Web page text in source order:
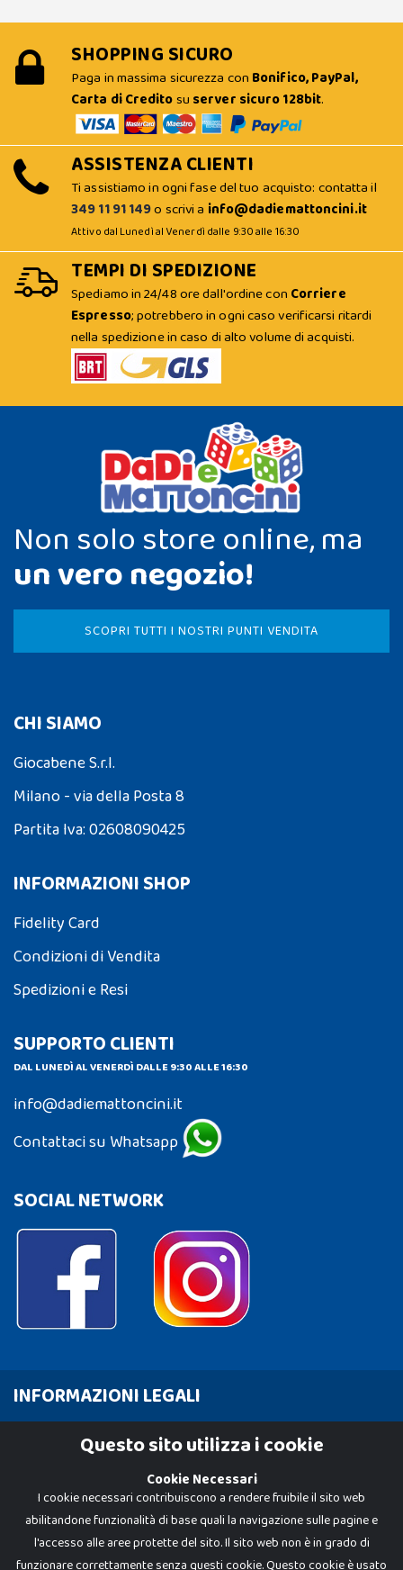
SHOPPING SICURO
Paga in massima sicurezza con Bonifico, PayPal,
Carta di Creditosu server sicuro 128bit.
ASSISTENZA CLIENTI
Ti assistiamo in ogni fase del tuo acquisto: contatta il
349 11 91 149o scrivi a info@dadiemattoncini.it
Attivo dal Lunedì al Venerdì dalle 9:30 alle 16:30
TEMPI DI SPEDIZIONE
Spediamo in 24/48 ore dall'ordine con Corriere
Espresso; potrebbero in ogni caso verificarsi ritardi
nella spedizione in caso di alto volume di acquisti.
Non solo store online, ma
un vero negozio!
SCOPRI TUTTI I NOSTRI PUNTI VENDITA
CHI SIAMO
Giocabene S.r.l.
Milano - via della Posta 8
Partita Iva: 02608090425
INFORMAZIONI SHOP
Fidelity Card
Condizioni di Vendita
Spedizioni e Resi
SUPPORTO CLIENTI
DAL LUNEDÌ AL VENERDÌ DALLE 9:30 ALLE 16:30
info@dadiemattoncini.it
Contattaci su Whatsapp
SOCIAL NETWORK
INFORMAZIONI LEGALI
Cookie PolicyQuesto sito utilizza i cookie
Cookie Necessari
I cookie necessari contribuiscono a rendere fruibile il sito web
abilitandone funzionalità di base quali la navigazione sulle pagine e
l'accesso alle aree protette del sito. Il sito web non è in grado di
funzionare correttamente senza questi cookie. Questo cookie è usato